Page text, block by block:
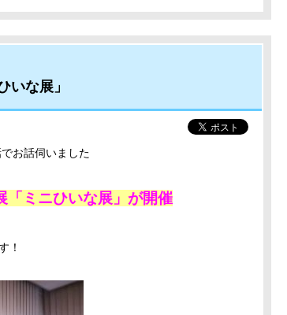
いな展」
お話伺いました
「ミニひいな展」が開催
！